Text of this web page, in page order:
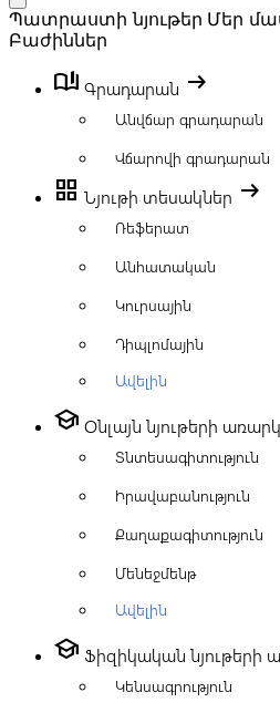
Պատրաստի նյութեր Մեր
Բաժիններ
book_ribbon Գրադարան arrow_right_alt
Անվճար գրադարան
Վճարովի գրադարան
grid_view Նյութի տեսակներ arrow_right_alt
Ռեֆերատ
Անհատական
Կուրսային
Դիպլոմային
Ավելին
school Օնլայն նյութերի
Տնտեսագիտություն
Իրավաբանություն
Քաղաքագիտություն
Մենեջմենթ
Ավելին
school Ֆիզիկական նյութերի
Կենսագրություն